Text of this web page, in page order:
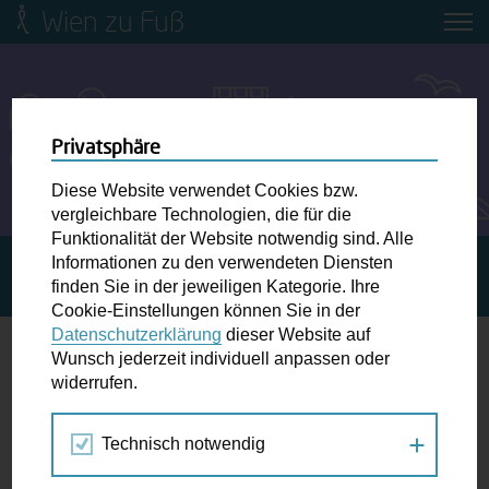
Wien zu Fuß
Mobilitätsbildung für Kinder und
Ringstraße-Neugestaltung
Wiener Fußwegekarte
Newsletter abonnieren
Wunschbox
der Ampel ...
STARTSEITE SPAZIERGANG KALENDER
GEMMA
ZUKUNFT
15.
SEP
2026
Privatsphäre
Diese Website verwendet Cookies bzw.
vergleichbare Technologien, die für die
Funktionalität der Website notwendig sind. Alle
Informationen zu den verwendeten Diensten
finden Sie in der jeweiligen Kategorie. Ihre
Cookie-Einstellungen können Sie in der
Datenschutzerklärung dieser Website auf
Wunsch jederzeit individuell anpassen oder
widerrufen.
Technisch notwendig